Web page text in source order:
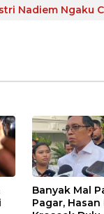
Nadiem Ngaku
Banyak Mal
Pagar, Hasan